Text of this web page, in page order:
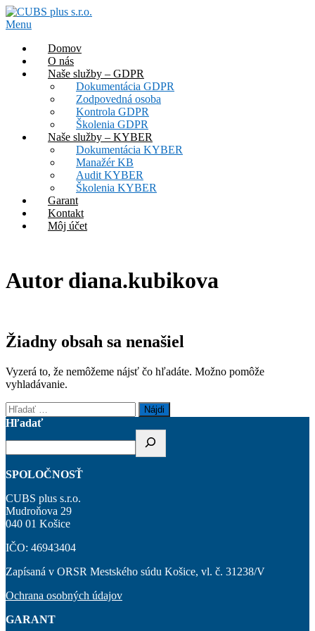
Prejsť
na
Menu
Domov
O nás
Naše služby – GDPR
Dokumentácia GDPR
Zodpovedná osoba
Kontrola GDPR
Školenia GDPR
Naše služby – KYBER
Dokumentácia KYBER
Manažér KB
Audit KYBER
Školenia KYBER
Garant
Kontakt
Môj účet
Autor diana.kubikova
Žiadny obsah sa nenašiel
Vyzerá to, že nemôžeme nájsť čo hľadáte. Možno pomôže
vyhladávanie.
Hľadať:
Hľadať
SPOLOČNOSŤ
CUBS plus s.r.o.
Mudroňova 29
040 01 Košice
IČO: 46943404
Zapísaná v ORSR Mestského súdu Košice, vl. č. 31238/V
Ochrana osobných údajov
GARANT